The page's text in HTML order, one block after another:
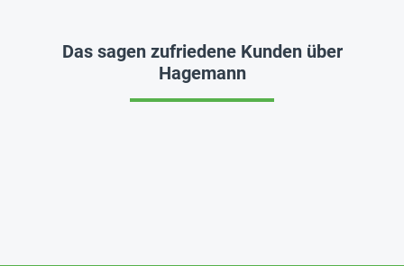
Das sagen zufriedene Kunden über
Hagemann